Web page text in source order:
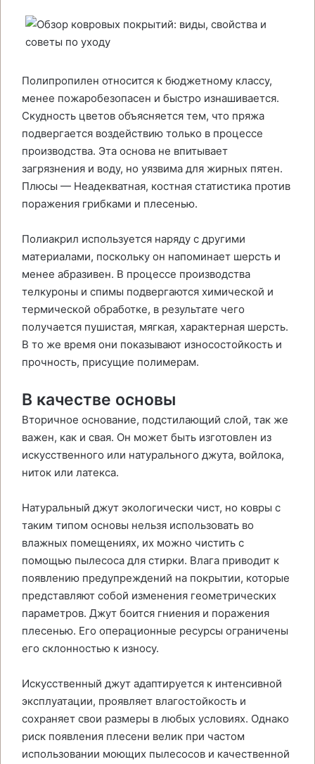
Полипропилен относится к бюджетному классу,
менее пожаробезопасен и быстро изнашивается.
Скудность цветов объясняется тем, что пряжа
подвергается воздействию только в процессе
производства. Эта основа не впитывает
загрязнения и воду, но уязвима для жирных пятен.
Плюсы — Неадекватная, костная статистика против
поражения грибками и плесенью.
Полиакрил используется наряду с другими
материалами, поскольку он напоминает шерсть и
менее абразивен. В процессе производства
телкуроны и спимы подвергаются химической и
термической обработке, в результате чего
получается пушистая, мягкая, характерная шерсть.
В то же время они показывают износостойкость и
прочность, присущие полимерам.
В качестве основы
Вторичное основание, подстилающий слой, так же
важен, как и свая. Он может быть изготовлен из
искусственного или натурального джута, войлока,
ниток или латекса.
Натуральный джут экологически чист, но ковры с
таким типом основы нельзя использовать во
влажных помещениях, их можно чистить с
помощью пылесоса для стирки. Влага приводит к
появлению предупреждений на покрытии, которые
представляют собой изменения геометрических
параметров. Джут боится гниения и поражения
плесенью. Его операционные ресурсы ограничены
его склонностью к износу.
Искусственный джут адаптируется к интенсивной
эксплуатации, проявляет влагостойкость и
сохраняет свои размеры в любых условиях. Однако
риск появления плесени велик при частом
использовании моющих пылесосов и качественной